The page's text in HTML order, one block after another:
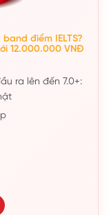
điểm IELTS?
12.000.000 VNĐ
ra lên đến 7.0+: